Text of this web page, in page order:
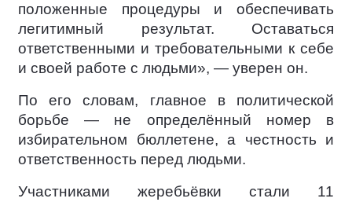
положенные процедуры и обеспечивать
легитимный результат. Оставаться
ответственными и требовательными к себе
и своей работе с людьми», — уверен он.
По его словам, главное в политической
борьбе — не определённый номер в
избирательном бюллетене, а честность и
ответственность перед людьми.
Участниками жеребьёвки стали 11